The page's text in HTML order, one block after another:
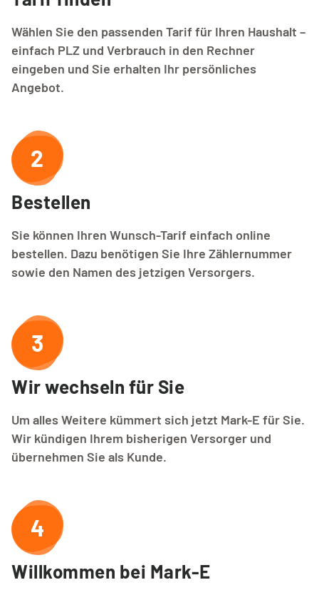
Wählen Sie den passenden Tarif für Ihren Haushalt –
einfach PLZ und Verbrauch in den Rechner
eingeben und Sie erhalten Ihr persönliches
Angebot.
2
Bestellen
Sie können Ihren Wunsch-Tarif einfach online
bestellen. Dazu benötigen Sie Ihre Zählernummer
sowie den Namen des jetzigen Versorgers.
3
Wir wechseln für Sie
Um alles Weitere kümmert sich jetzt Mark-E für Sie.
Wir kündigen Ihrem bisherigen Versorger und
übernehmen Sie als Kunde.
4
Willkommen bei Mark-E